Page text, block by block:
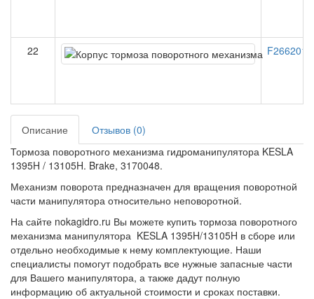
22
Описание
Отзывов (0)
Тормоза поворотного механизма гидроманипулятора KESLA
1395H / 13105H. Brake, 3170048.
Механизм поворота предназначен для вращения поворотной
части манипулятора относительно неповоротной.
На сайте nokagidro.ru Вы можете купить тормоза поворотного
механизма манипулятора KESLA 1395H/13105H в сборе или
отдельно необходимые к нему комплектующие. Наши
специалисты помогут подобрать все нужные запасные части
для Вашего манипулятора, а также дадут полную
информацию об актуальной стоимости и сроках поставки.